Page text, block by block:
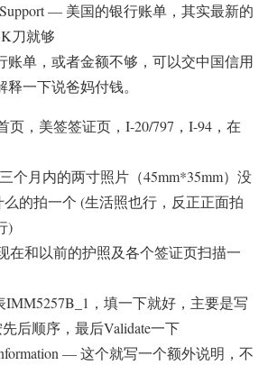
— 美国的银行账单，其实最新的
刀就够
账单，或者金额不够，可以交中国信用
一下说爸妈付钱。
，美签签证页，I-20/797，I-94，在
月内的两寸照片（45mm*35mm）没
么的拍一个 (生活照也行，反正正面拍
)
在和以前的护照及各个签证页扫描一
，填一下就好，主要是写
后顺序，最后Validate一下
— 这个就写一个额外说明，不